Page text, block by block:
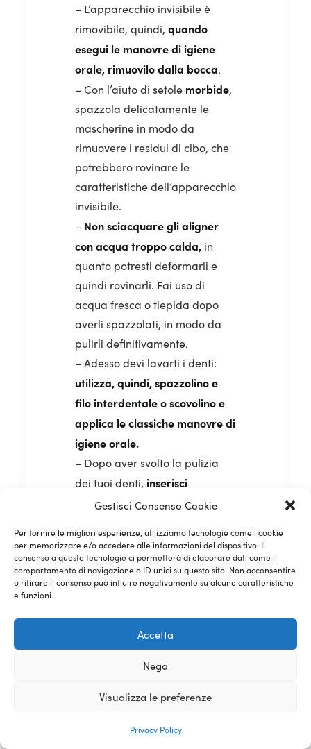
Gestisci Consenso Cookie
Per fornire le migliori esperienze, utilizziamo tecnologie come i cookie
per memorizzare e/o accedere alle informazioni del dispositivo. Il
consenso a queste tecnologie ci permetterà di elaborare dati come il
comportamento di navigazione o ID unici su questo sito. Non acconsentire
o ritirare il consenso può influire negativamente su alcune caratteristiche
e funzioni.
Accetta
Nega
Visualizza le preferenze
Privacy Policy
– L’apparecchio invisibile è
rimovibile, quindi, quando
esegui le manovre di igiene
orale, rimuovilo dalla bocca.
– Con l’aiuto di setole morbide,
spazzola delicatamente le
mascherine in modo da
rimuovere i residui di cibo, che
potrebbero rovinare le
caratteristiche dell’apparecchio
invisibile.
– Non sciacquare gli aligner
con acqua troppo calda, in
quanto potresti deformarli e
quindi rovinarli. Fai uso di
acqua fresca o tiepida dopo
averli spazzolati, in modo da
pulirli definitivamente.
– Adesso devi lavarti i denti:
utilizza, quindi, spazzolino e
filo interdentale o scovolino e
applica le classiche manovre di
igiene orale.
– Dopo aver svolto la pulizia
dei tuoi denti, inserisci
nuovamente gli aligner!
Desideri anche tu un
sorriso perfetto? Ora
che hai capito come
l’apparecchio
invisibile, contattaci
per maggiori